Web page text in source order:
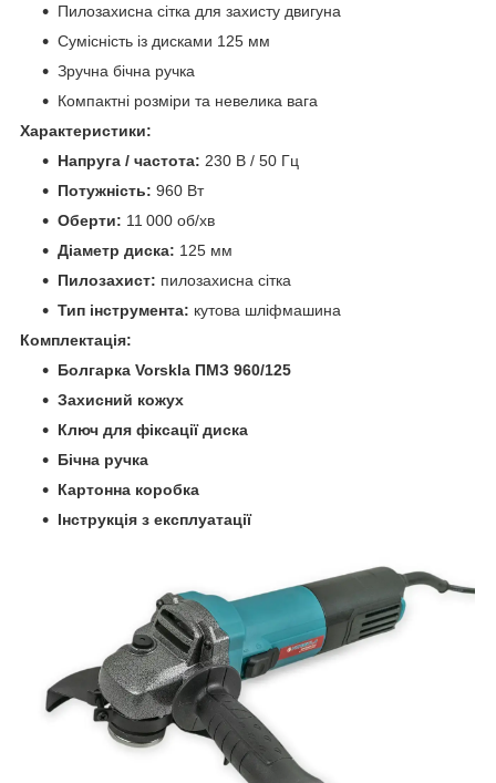
Пилозахисна сітка для захисту двигуна
Сумісність із дисками 125 мм
Зручна бічна ручка
Компактні розміри та невелика вага
Характеристики:
Напруга / частота: 230 В / 50 Гц
Потужність: 960 Вт
Оберти: 11 000 об/хв
Діаметр диска: 125 мм
Пилозахист: пилозахисна сітка
Тип інструмента: кутова шліфмашина
Комплектація:
Болгарка Vorskla ПМЗ 960/125
Захисний кожух
Ключ для фіксації диска
Бічна ручка
Картонна коробка
Інструкція з експлуатації